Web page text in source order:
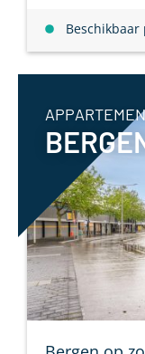
Beschikbaar